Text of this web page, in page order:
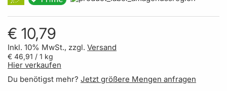
€ 10,79
Inkl. 10% MwSt., zzgl. Versand
€ 46,91 / 1 kg
Hier verkaufen
Du benötigst mehr? Jetzt größere Mengen anfragen